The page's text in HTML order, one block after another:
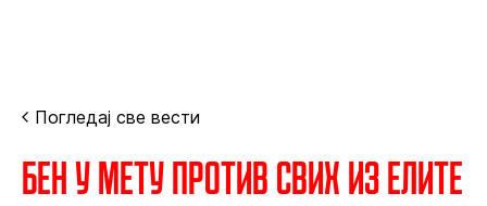
Погледај све вести
Бен у мету против свих из елите